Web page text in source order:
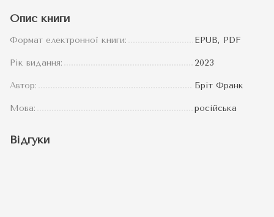
Опис книги
Формат електронної книги: EPUB, PDF
Рік видання: 2023
Автор: Бріт Франк
Мова: російська
Відгуки